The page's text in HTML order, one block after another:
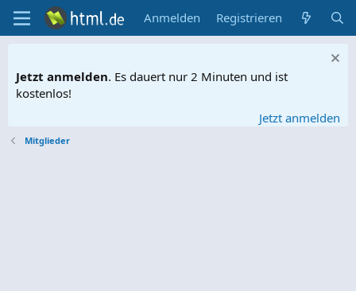
Anmelden Registrieren
Jetzt anmelden. Es dauert nur 2 Minuten und ist
kostenlos!
Jetzt anmelden
Mitglieder